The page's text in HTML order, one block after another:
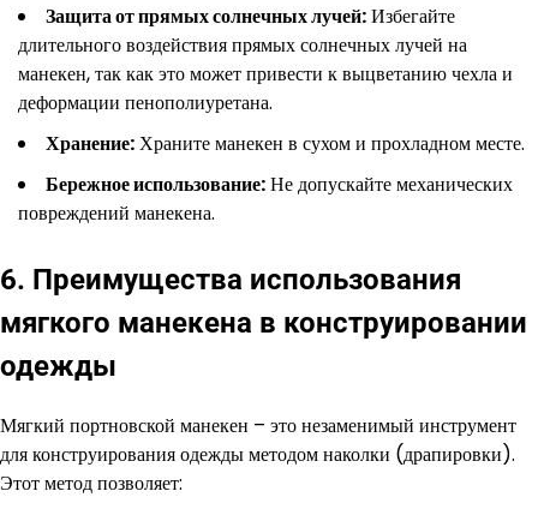
Защита от прямых солнечных лучей:Избегайте
длительного воздействия прямых солнечных лучей на
манекен, так как это может привести к выцветанию чехла и
деформации пенополиуретана.
Хранение:Храните манекен в сухом и прохладном месте.
Бережное использование:Не допускайте механических
повреждений манекена.
6. Преимущества использования
мягкого манекена в конструировании
одежды
Мягкий портновской манекен – это незаменимый инструмент
для конструирования одежды методом наколки (драпировки).
Этот метод позволяет: